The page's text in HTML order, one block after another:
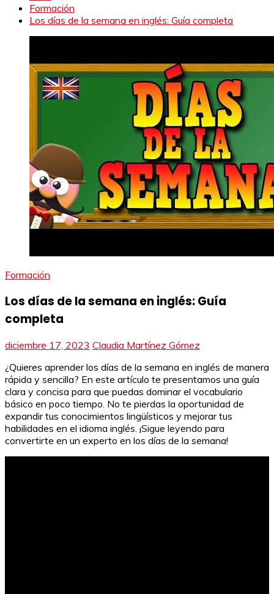
Formación
Los días de la semana en inglés: Guía completa
Formación
Los días de la semana en inglés: Guía
completa
diciembre 17, 2023 Claudia Martínez Gómez
¿Quieres aprender los días de la semana en inglés de manera
rápida y sencilla? En este artículo te presentamos una guía
clara y concisa para que puedas dominar el vocabulario
básico en poco tiempo. No te pierdas la oportunidad de
expandir tus conocimientos lingüísticos y mejorar tus
habilidades en el idioma inglés. ¡Sigue leyendo para
convertirte en un experto en los días de la semana!